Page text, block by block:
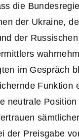
die
der Ukraine,
der
im Gespräch
Funktion
neutrale
der Preisgabe